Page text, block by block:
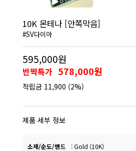
10K 몬테나 [안쪽막음]
#SV다이아
595,000원
반짝특가 578,000원
적립금 11,900 (2%)
제품 세부 정보
소재/순도/밴드
:Gold (10K)